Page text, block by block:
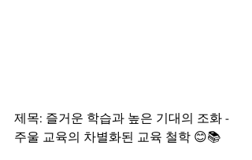
제목: 즐거운 학습과 높은 기대의 조화 -
주울 교육의 차별화된 교육 철학 😊📚